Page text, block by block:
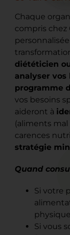
Chaque
compris chez
diététicien
analyser
programme
vos besoins
aideront à
(aliments mal
carences
stratégie
Quand
Si votre
Si vous